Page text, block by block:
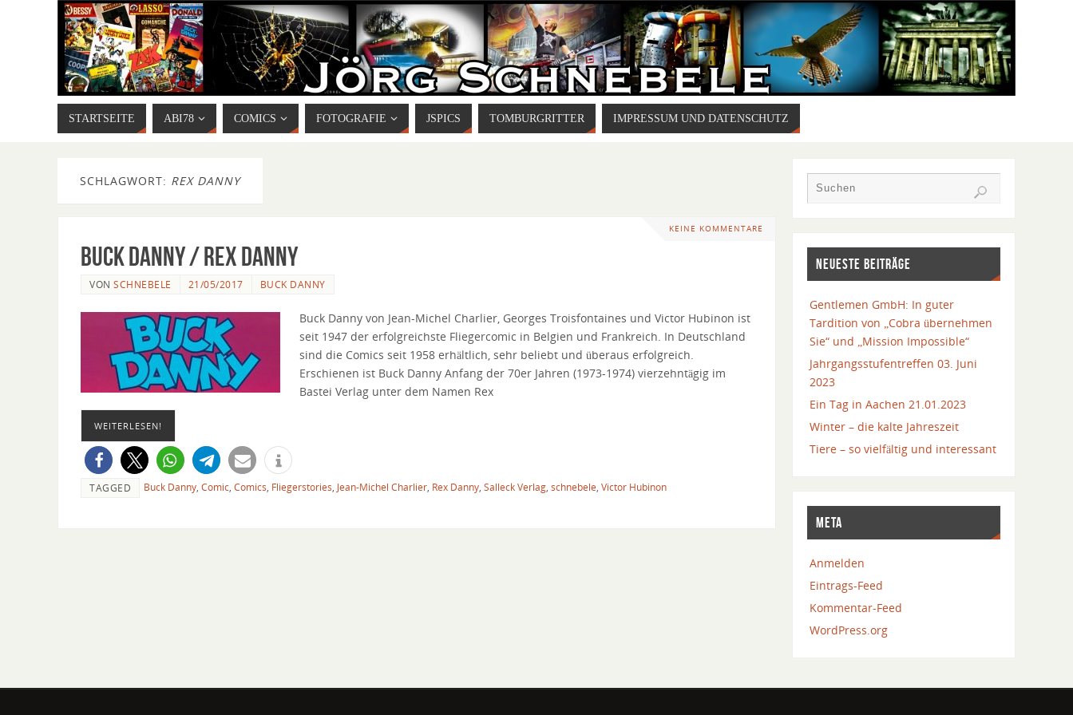
STARTSEITE ABI78 COMICS FOTOGRAFIE JSPICS TOMBURGRITTER IMPRESSUM UND DATENSCHUTZ
SCHLAGWORT: REX DANNY
KEINE KOMMENTARE
Buck Danny / Rex Danny
VON SCHNEBELE 21/05/2017 BUCK DANNY
Buck Danny von Jean-Michel Charlier, Georges Troisfontaines und Victor Hubinon ist
seit 1947 der erfolgreichste Fliegercomic in Belgien und Frankreich. In Deutschland
sind die Comics seit 1958 erhältlich, sehr beliebt und überaus erfolgreich.
Erschienen ist Buck Danny Anfang der 70er Jahren (1973-1974) vierzehntägig im
Bastei Verlag unter dem Namen Rex
WEITERLESEN!
TAGGED Buck Danny Comic Comics Fliegerstories Jean-Michel Charlier Rex Danny Salleck Verlag schnebele Victor Hubinon
NEUESTE BEITRÄGE
Gentlemen GmbH: In guter
Tardition von „Cobra übernehmen
Sie“ und „Mission Impossible“
Jahrgangsstufentreffen 03. Juni
2023
Ein Tag in Aachen 21.01.2023
Winter – die kalte Jahreszeit
Tiere – so vielfältig und interessant
META
Anmelden
Eintrags-Feed
Kommentar-Feed
WordPress.org